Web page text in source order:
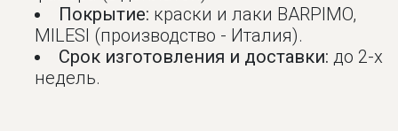
Покрытие: краски и лаки BARPIMO,
MILESI (производство - Италия).
Срок изготовления и доставки: до 2-х
недель.